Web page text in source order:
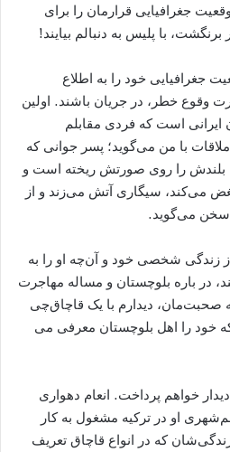
جغرافیایی قرارمان را برای
با پلیس به دنبالم بیایند!
جغرافیایی خود را به اطلاع
وقوع خطر، در جریان باشند. اولین
ایرانی است که فردی مقابلم
با من می‌گوید؛ پسر جوانی که
بلندش را روی صورتش ریخته است و
می‌کند، سیگاری آتش می‌زند و از
سخن می‌گوید.
زندگی شخصی خود و آن‌چه او را به
در باره بلوچستان و مساله مهاجرت
صحبت‌مان، دیدارم با یک قاچاق‌چی
خود را اهل بلوچستان معرفی می
خواهم پرداخت. انعام دهواری
او در ترکیه مشغول به کار
که در انواع قاچاق تعریف